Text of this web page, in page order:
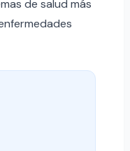
de salud más